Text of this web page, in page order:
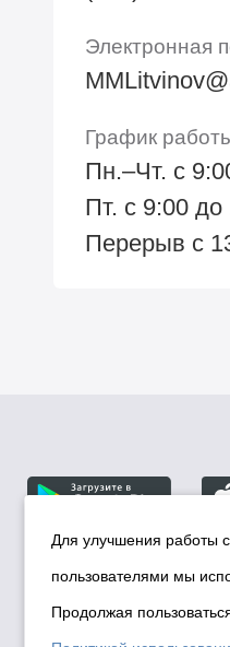
Электронная
График
Пн.–Чт. с
Пт. с 9:00 до
Перерыв с
© Департамент
города Новосибирска,
Политика
Для улучшения работы
пользователями мы
Продолжая